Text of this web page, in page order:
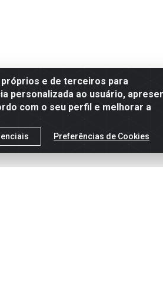
e de terceiros para
personalizada ao usuário,
com o seu perfil e melhorar a
Preferências de Cookies